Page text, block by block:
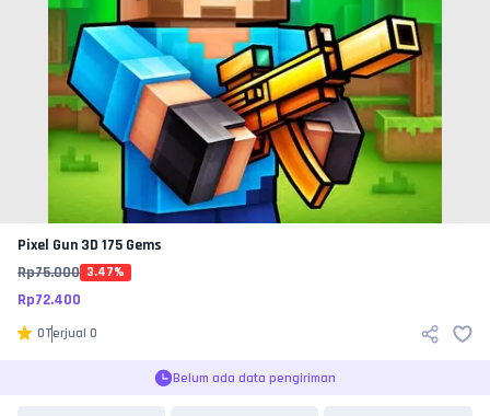
Pixel Gun 3D 175 Gems
Rp75.000 3.47%
Rp72.400
0Terjual 0
Belum ada data pengiriman